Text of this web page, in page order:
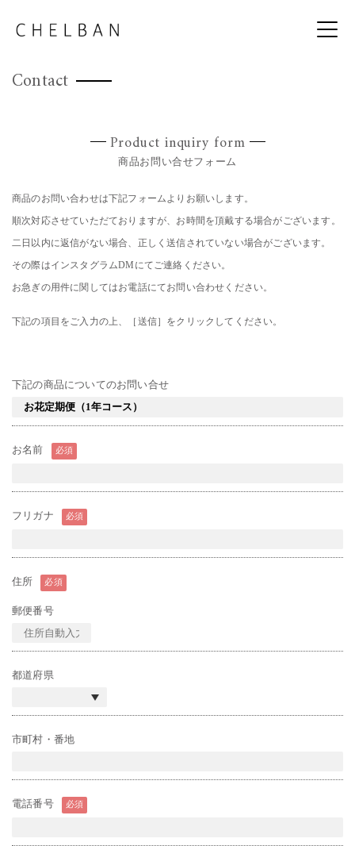
Contact
Product inquiry form
商品お問い合せフォーム
商品のお問い合わせは下記フォームよりお願いします。
順次対応させていただておりますが、お時間を頂戴する場合がございます。
二日以内に返信がない場合、正しく送信されていない場合がございます。
その際はインスタグラムDMにてご連絡ください。
お急ぎの用件に関してはお電話にてお問い合わせください。
下記の項目をご入力の上、［送信］をクリックしてください。
下記の商品についてのお問い合せ
お名前 必須
フリガナ 必須
住所 必須
郵便番号
都道府県
市町村・番地
電話番号 必須